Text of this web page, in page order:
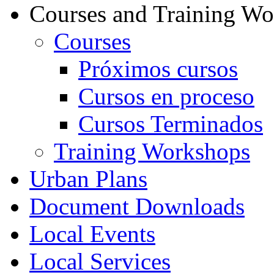
Courses and Training
Courses
Próximos cursos
Cursos en proceso
Cursos Terminados
Training Workshops
Urban Plans
Document Downloads
Local Events
Local Services